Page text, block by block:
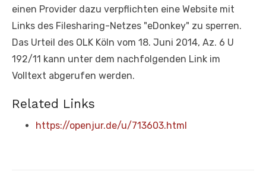
einen Provider dazu verpflichten eine Website mit
Links des Filesharing-Netzes "eDonkey" zu sperren.
Das Urteil des OLK Köln vom 18. Juni 2014, Az. 6 U
192/11 kann unter dem nachfolgenden Link im
Volltext abgerufen werden.
Related Links
https://openjur.de/u/713603.html